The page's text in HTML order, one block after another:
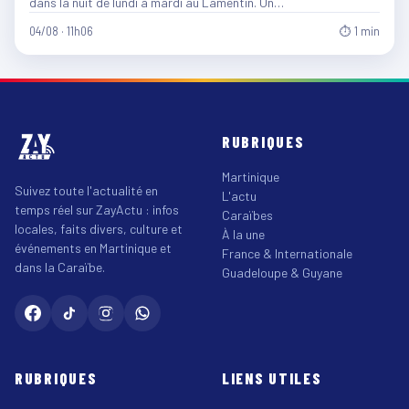
04/08 · 11h06 ⏱ 1 min
Suivez toute l'actualité en
temps réel sur ZayActu : infos
locales, faits divers, culture et
événements en Martinique et
dans la Caraïbe.
RUBRIQUES
Martinique
L'actu
Caraïbes
À la une
France & Internationale
Guadeloupe & Guyane
RUBRIQUES LIENS UTILES